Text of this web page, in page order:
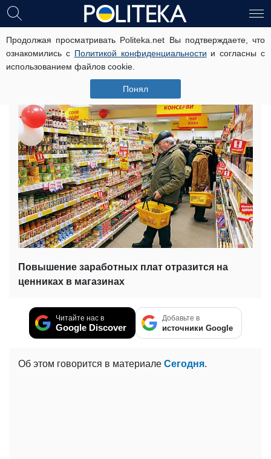
Продолжая просматривать Politeka.net Вы подтверждаете, что
ознакомились с Политикой конфиденциальности и согласны с
использованием файлов cookie.
Понял
Как рост минималки отразится на
ценах в магазине
Повышение заработных плат отразится на
ценниках в магазинах
Читайте нас в
Google Discover
Добавьте в
источники Google
Об этом говорится в материале Сегодня.